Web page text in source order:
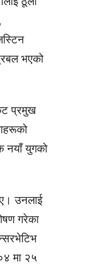
भएको
प्रमुख
नयाँ युगको
उनलाई
गरेका
मा २५